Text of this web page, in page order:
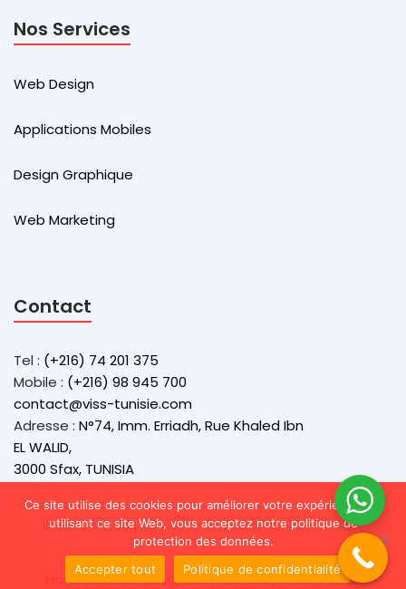
Nos Services
Web Design
Applications Mobiles
Design Graphique
Web Marketing
Contact
Tel : (+216) 74 201 375
Mobile : (+216) 98 945 700
contact@viss-tunisie.com
Adresse : N°74, Imm. Erriadh, Rue Khaled Ibn
EL WALID,
3000 Sfax, TUNISIA
Handcoded & Designed with by VISS @ 2025
Ce site utilise des cookies pour améliorer votre expérience. En
utilisant ce site Web, vous acceptez notre politique de
protection des données.
Accepter tout
Politique de confidentialité